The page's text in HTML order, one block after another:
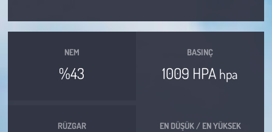
NEM
%43
BASINÇ
1009 HPA hpa
RÜZGAR EN DÜŞÜK / EN YÜKSEK
Vefat İlanları